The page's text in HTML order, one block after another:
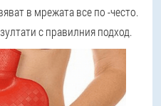
в мрежата все по -често.
с правилния подход.